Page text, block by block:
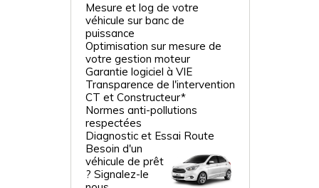
Mesure et log de votre
véhicule sur banc de
puissance
Optimisation sur mesure de
votre gestion moteur
Garantie logiciel à VIE
Transparence de l'intervention
CT et Constructeur*
Normes anti-pollutions
respectées
Diagnostic et Essai Route
Besoin d'un
véhicule de prêt
? Signalez-le